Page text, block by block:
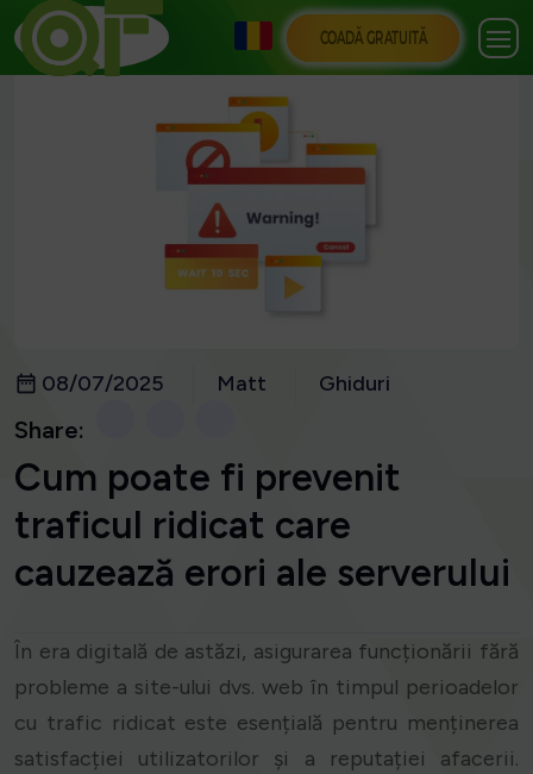
COADĂ GRATUITĂ
08/07/2025 Matt Ghiduri
Share:
Cum poate fi prevenit
traficul ridicat care
cauzează erori ale serverului
În era digitală de astăzi, asigurarea funcționării fără
probleme a site-ului dvs. web în timpul perioadelor
cu trafic ridicat este esențială pentru menținerea
satisfacției utilizatorilor și a reputației afacerii.